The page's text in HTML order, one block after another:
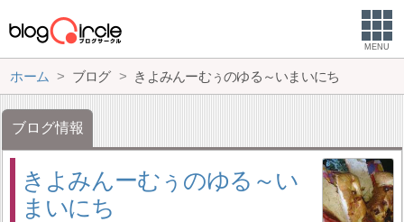
MENU
ホーム ブログ きよみんーむぅのゆる～いまいにち
ブログ情報
きよみんーむぅのゆる～い
まいにち